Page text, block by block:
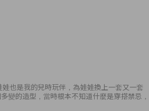
也是我的兒時玩伴，為娃娃換上一套又一套
變的造型，當時根本不知道什麼是穿搭禁忌，